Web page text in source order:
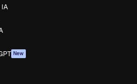
New